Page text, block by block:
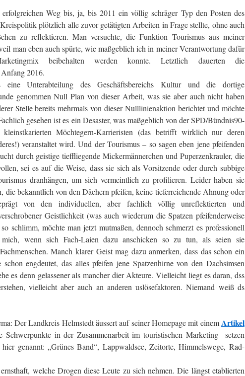
Weg bis, ja, bis 2011 ein völlig schräger Typ den Posten des
plötzlich alle zuvor getätigten Arbeiten in Frage stellte, ohne auch
zu reflektieren. Man versuchte, die Funktion Tourismus aus meiner
man eben auch spürte, wie maßgeblich ich in meiner Verantwortung dafür
beibehalten werden konnte. Letztlich dauerten die
2016.
Unterabteilung des Geschäftsbereichs Kultur und die dortige
genommen Null Plan von dieser Arbeit, was sie aber auch nicht haben
Stelle bereits mehrmals von dieser Nulllinienaktion berichtet und möchte
gesehen ist es ein Desaster, was maßgeblich von der SPD/Bündnis90-
Möchtegern-Karrieristen (das betrifft wirklich nur deren
veranstaltet wird. Und der Tourismus – so sagen eben jene pfeifenden
durch geistige tieffliegende Mickermännerchen und Puperzenkrauler, die
sei es auf die Weise, dass sie sich als Vorsitzende oder durch subbige
dranhängen, um sich vermeintlich zu profilieren. Leider haben sie
die bekanntlich von den Dächern pfeifen, keine tieferreichende Ahnung oder
von den individuellen, aber fachlich völlig unreflektierten und
Geistlichkeit (was auch wiederum die Spatzen pfeifenderweise
schlimm, möchte man jetzt mutmaßen, dennoch schmerzt es professionell
mich, wenn sich Fach-Laien dazu anschicken so zu tun, als seien sie
Manch klarer Geist mag dazu anmerken, dass das schon ein
engdeutet, das alles pfeifen jene Spatzenhirne von den Dachsimsen
es denn gelassener als mancher dier Akteure. Vielleicht liegt es daran, dss
vielleicht aber auch an anderen uslösefaktoren. Niemand weiß ds
Der Landkreis Helmstedt äussert auf seiner Homepage mit einemArtikel
Schwerpunkte in der Zusammenarbeit im touristischen Marketing setzen
genannt: „Grünes Band“, Lappwaldsee, Zeitorte, Himmelswege, Rad-
welche Drogen diese Leute zu sich nehmen. Die längst etablierten